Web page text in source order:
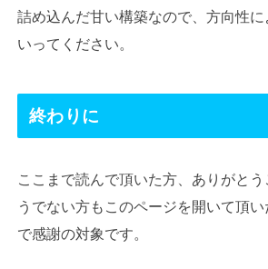
詰め込んだ甘い構築なので、方向性
いってください。
終わりに
ここまで読んで頂いた方、ありがと
うでない方もこのページを開いて頂
で感謝の対象です。